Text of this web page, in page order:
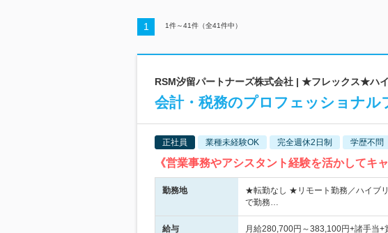
1 1件～41件（全41件中）
RSM汐留パートナーズ株式会社 | ★フレックス★ハ
会計・税務のプロフェッショナル
正社員 業種未経験OK 完全週休2日制 学歴不問
《営業事務やアシスタント経験を活かして
勤務地
★転勤なし ★リモート勤務／ハイブ
で勤務…
給与
月給280,700円～383,100円+諸手当